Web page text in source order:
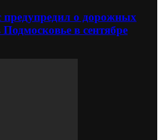
о дорожных
в сентябре